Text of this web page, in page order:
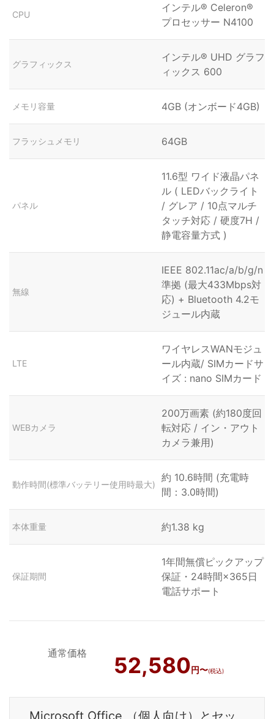
CPU
インテル® Celeron®
プロセッサー N4100
グラフィックス
インテル® UHD グラフ
ィックス 600
メモリ容量 4GB (オンボード4GB)
フラッシュメモリ 64GB
パネル
11.6型 ワイド液晶パネ
ル ( LEDバックライト
/ グレア / 10点マルチ
タッチ対応 / 硬度7H /
静電容量方式 )
無線
IEEE 802.11ac/a/b/g/n
準拠 (最大433Mbps対
応) + Bluetooth 4.2モ
ジュール内蔵
LTE
ワイヤレスWANモジュ
ール内蔵/ SIMカードサ
イズ : nano SIMカード
WEBカメラ
200万画素 (約180度回
転対応 / イン・アウト
カメラ兼用)
動作時間(標準バッテリー使用時最大)
約 10.6時間 (充電時
間：3.0時間)
本体重量 約1.38 kg
保証期間
1年間無償ピックアップ
保証・24時間×365日
電話サポート
通常価格 52,580円〜(税込)
Microsoft Office （個人向け）とセッ